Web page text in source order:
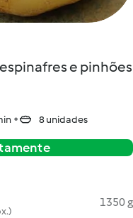
e pinhões
8 unidades
1350 g